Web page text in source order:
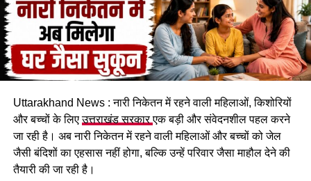
कचहरी कर्मचारी गोविंद सिंह नेगी के मुताबिक, जिस सरकारी आवास में पांच
परिवार रह रहे हैं, वो फिलहाल पूरी तरह सुरक्षित नहीं है। बोल्डर गिरने से
भवन को काफी नुकसान पहुंचा है और मौजूदा हालात में वहां रहना जोखिम
भरा हो गया है।
प्रशासन से तत्काल मदद की मांग
प्रभावित परिवारों ने प्रशासन से मौके का जल्द निरीक्षण कराने और तत्काल
सुरक्षा इंतजाम करने की मांग की है। इसके साथ ही परिवारों के लिए
वैकल्पिक आवास की व्यवस्था करने और पहाड़ी से लगातार गिर रहे बोल्डरों
के खतरे का स्थायी समाधान निकालने की अपील की गई है।
Uttarakhand News : नारी निकेतन में रहने वाली महिलाओं, किशोरियों
और बच्चों के लिएउत्तराखंड सरकारएक बड़ी और संवेदनशील पहल करने
जा रही है। अब नारी निकेतन में रहने वाली महिलाओं और बच्चों को जेल
जैसी बंदिशों का एहसास नहीं होगा, बल्कि उन्हें परिवार जैसा माहौल देने की
तैयारी की जा रही है।